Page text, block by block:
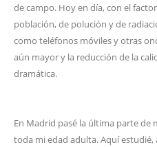
de campo. Hoy en día, con el
población, de polución y de
como teléfonos móviles y otras
aún mayor y la reducción de la
dramática.
En Madrid pasé la última parte de
toda mi edad adulta. Aquí